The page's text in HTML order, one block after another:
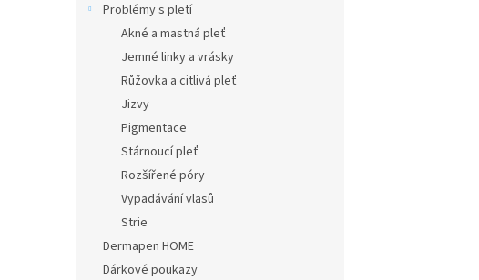
Problémy s pletí
Akné a mastná pleť
Jemné linky a vrásky
Růžovka a citlivá pleť
Jizvy
Pigmentace
Stárnoucí pleť
Rozšířené póry
Vypadávání vlasů
Strie
Dermapen HOME
Dárkové poukazy